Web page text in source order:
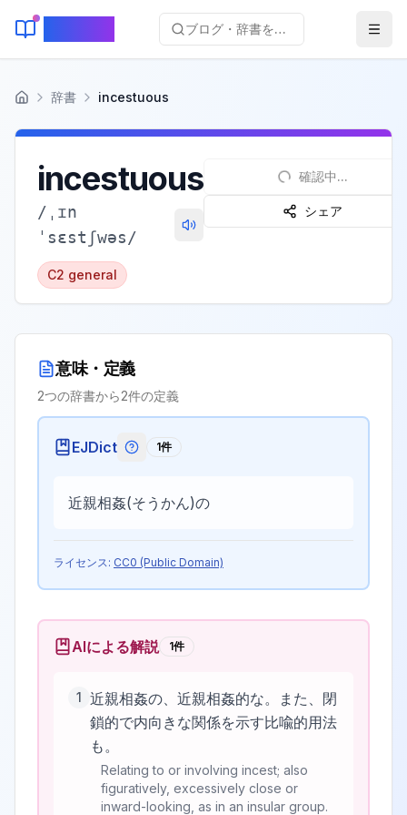
ブログ・辞書を検索...
ホーム 辞書 incestuous
incestuous
/ ˌɪn
ˈsɛstʃwəs/
C2 general
確認中...
シェア
意味・定義
2つの辞書から2件の定義
EJDict EJDictの記号説明
1件
近親相姦(そうかん)の
ライセンス: CC0 (Public Domain)
AIによる解説 1件
1 近親相姦の、近親相姦的な。また、閉
鎖的で内向きな関係を示す比喩的用法
も。
Relating to or involving incest; also
figuratively, excessively close or
inward-looking, as in an insular group.